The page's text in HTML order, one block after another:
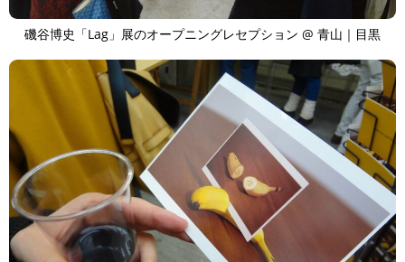
ART WORLD CULTURAL ESSAYS POP CULTURE JP-SOCIETY
POLITICS REVIEWS ARTICLES
磯谷博史「Lag」展のオープニングレセプション @ 青山｜目黒